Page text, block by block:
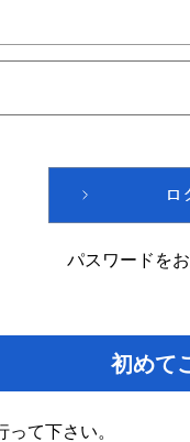
パスワードを
初めて
て下さい。